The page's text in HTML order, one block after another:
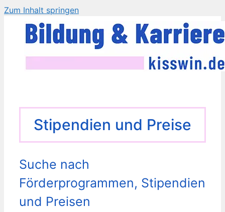
Zum Inhalt springen
Stipendien und Preise
Suche nach
Förderprogrammen, Stipendien
und Preisen